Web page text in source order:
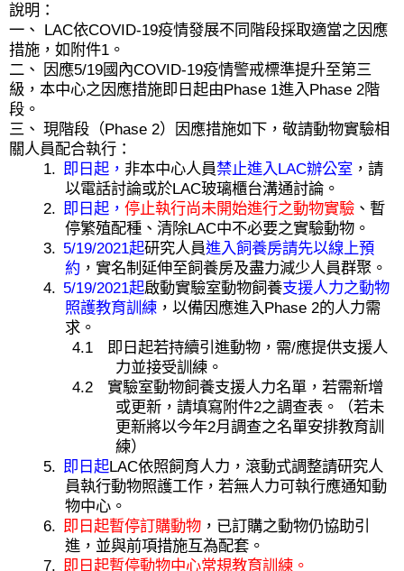
說明：
一、 LAC依COVID-19疫情發展不同階段採取適當之因應
措施，如附件1 。
二、
因應5/19國內COVID-19疫情警戒標準提升至第三
級，本中心之因應措施即日起由Phase 1進入Phase 2階
段。
三、 現階段（Phase 2）因應措施如下，敬請動物實驗相
關人員配合執行：
1. 即日起， 非本中心人員禁止進入LAC辦公室，請
以電話討論或於LAC玻璃櫃台溝通討論。
2. 即日起， 停止執行尚未開始進行之動物實驗、暫
停繁殖配種、清除LAC中不必要之實驗動物。
3. 5/19/2021起研究人員進入飼養房請先以線上預
約 ，實名制延伸至飼養房及盡力減少人員群聚。
4. 5/19/2021起啟動實驗室動物飼養支援人力之動物
照護教育訓練，以備因應進入Phase 2的人力需
求。
4.1
即日起若持續引進動物，需/應提供支援人
力並接受訓練。
4.2
實驗室動物飼養支援人力名單，若需新增
或更新，請填寫附件2之調查表。（若未
更新將以今年2月調查之名單安排教育訓
練）
5. 即日起LAC依照飼育人力，滾動式調整請研究人
員執行動物照護工作，若無人力可執行應通知動
物中心。
6. 即日起暫停訂購動物，已訂購之動物仍協助引
進，並與前項措施互為配套。
7. 即日起暫停動物中心常規教育訓練。